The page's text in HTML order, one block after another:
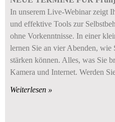
In unserem Live-Webinar zeigt
und effektive Tools zur
ohne Vorkenntnisse. In einer
lernen Sie an vier Abenden, wie
stärken können. Alles, was Sie
Kamera und Internet. Werden
Weiterlesen »